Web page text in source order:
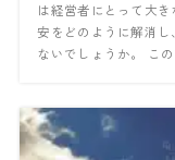
は経営者にとって大
安をどのように解消
ないでしょうか。 この